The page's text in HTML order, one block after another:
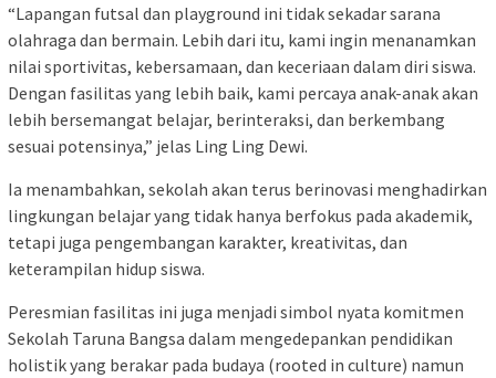
“Lapangan futsal dan playground ini tidak sekadar sarana
olahraga dan bermain. Lebih dari itu, kami ingin menanamkan
nilai sportivitas, kebersamaan, dan keceriaan dalam diri siswa.
Dengan fasilitas yang lebih baik, kami percaya anak-anak akan
lebih bersemangat belajar, berinteraksi, dan berkembang
sesuai potensinya,” jelas Ling Ling Dewi.
Ia menambahkan, sekolah akan terus berinovasi menghadirkan
lingkungan belajar yang tidak hanya berfokus pada akademik,
tetapi juga pengembangan karakter, kreativitas, dan
keterampilan hidup siswa.
Peresmian fasilitas ini juga menjadi simbol nyata komitmen
Sekolah Taruna Bangsa dalam mengedepankan pendidikan
holistik yang berakar pada budaya (rooted in culture) namun